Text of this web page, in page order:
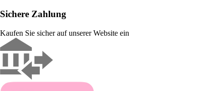
Sichere Zahlung
Kaufen Sie sicher auf unserer Website ein